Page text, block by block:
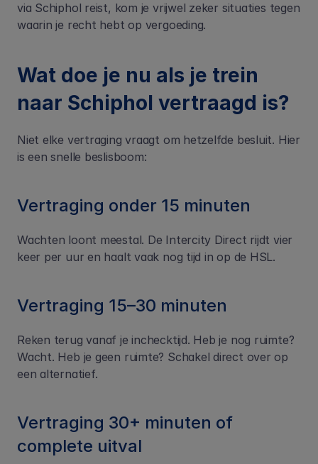
via Schiphol reist, kom je vrijwel zeker situaties tegen
waarin je recht hebt op vergoeding.
Wat doe je nu als je trein
naar Schiphol vertraagd is?
Niet elke vertraging vraagt om hetzelfde besluit. Hier
is een snelle beslisboom:
Vertraging onder 15 minuten
Wachten loont meestal. De Intercity Direct rijdt vier
keer per uur en haalt vaak nog tijd in op de HSL.
Vertraging 15–30 minuten
Reken terug vanaf je inchecktijd. Heb je nog ruimte?
Wacht. Heb je geen ruimte? Schakel direct over op
een alternatief.
Vertraging 30+ minuten of
complete uitval